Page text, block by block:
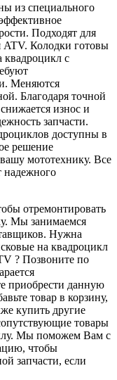
из специального
Подходят для
ATV. Колодки готовы
квадроцикл с
Меняются
Благодаря точной
износ и
запчасти.
доступны в
решение
мототехнику. Все
отремонтировать
Мы занимаемся
Нужна
на квадроцикл
? Позвоните по
приобрести данную
товар в корзину,
купить другие
товары
Мы поможем Вам с
чтобы
запчасти, если